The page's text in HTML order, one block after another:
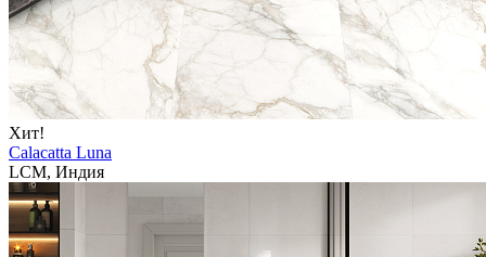
Хит!
Calacatta Luna
LCM, Индия